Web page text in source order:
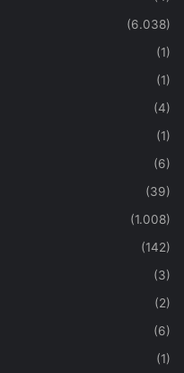
(6.038)
(1)
(1)
(4)
(1)
(6)
(39)
(1.008)
(142)
(3)
(2)
(6)
(1)